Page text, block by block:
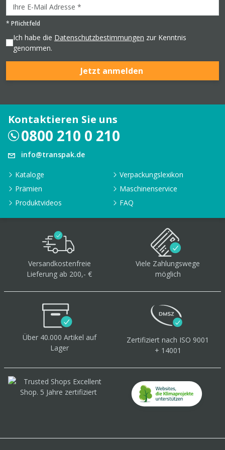
* Pflichtfeld
Ich habe die Datenschutzbestimmungen zur Kenntnis
genommen.
Jetzt anmelden
Kontaktieren Sie uns
0800 210 0 210
info@transpak.de
Kataloge
Verpackungslexikon
Prämien
Maschinenservice
Produktvideos
FAQ
Versandkostenfreie
Lieferung ab 200,- €
Viele Zahlungswege
möglich
Über 40.000 Artikel auf
Lager
Zertifiziert nach ISO 9001
+ 14001